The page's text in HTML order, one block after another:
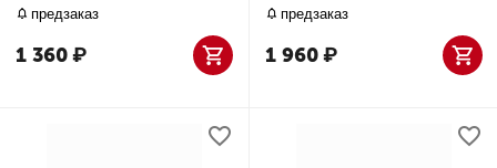
предзаказ
1 360₽
предзаказ
1 960₽